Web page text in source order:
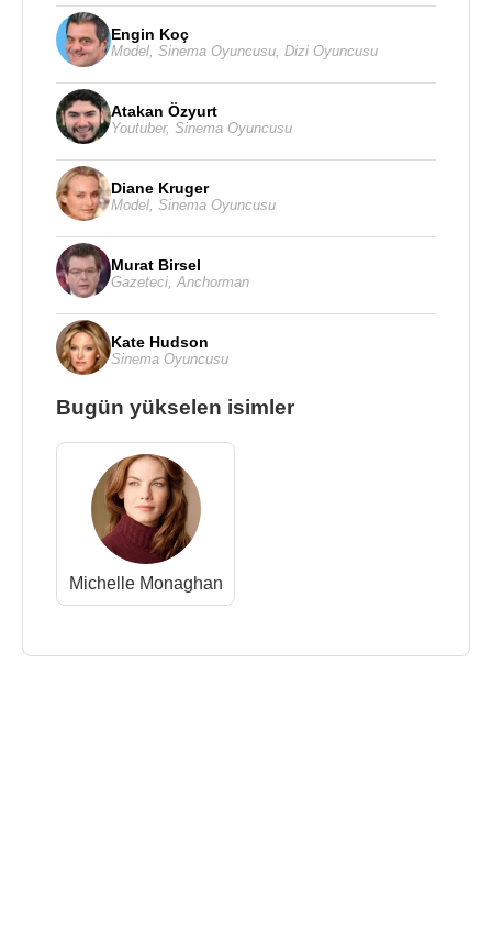
Engin Koç
Model Sinema Oyuncusu Dizi Oyuncusu
Atakan Özyurt
Youtuber, Sinema Oyuncusu
Diane Kruger
Model Sinema Oyuncusu
Murat Birsel
Gazeteci Anchorman
Kate Hudson
Sinema Oyuncusu
Bugün yükselen isimler
Michelle Monaghan